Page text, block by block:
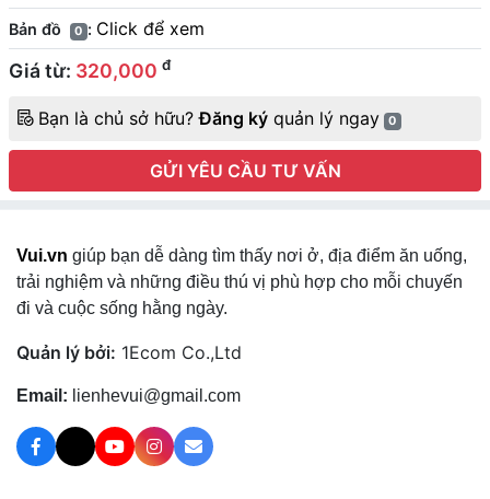
Bản đồ 0 : Click để xem
Giá từ: 320,000 đ
Bạn là chủ sở hữu?Đăng ký quản lý ngay 0
GỬI YÊU CẦU TƯ VẤN
Vui.vn giúp bạn dễ dàng tìm thấy nơi ở, địa điểm ăn uống,
trải nghiệm và những điều thú vị phù hợp cho mỗi chuyến
đi và cuộc sống hằng ngày.
Quản lý bởi: 1Ecom Co.,Ltd
Email: lienhevui@gmail.com